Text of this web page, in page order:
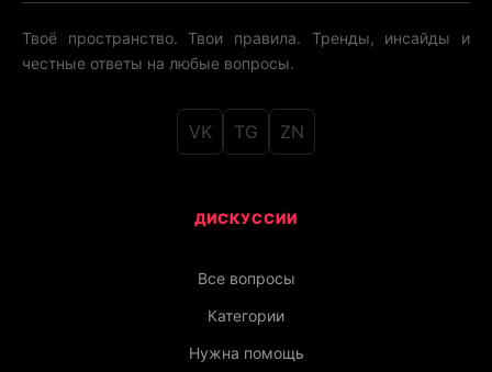
Твоё пространство. Твои правила. Тренды, инсайды и
честные ответы на любые вопросы.
VK TG ZN
ДИСКУССИИ
Все вопросы
Категории
Нужна помощь